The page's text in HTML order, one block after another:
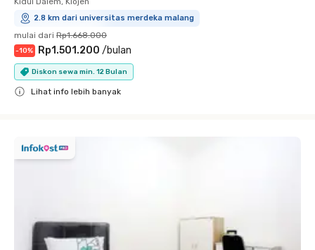
2.8 km dari universitas merdeka malang
mulai dari Rp1.668.000
-10% Rp1.501.200 /bulan
Diskon sewa min. 12 Bulan
Lihat info lebih banyak